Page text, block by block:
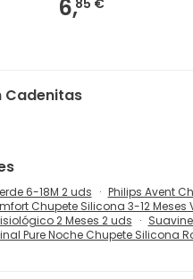
6,85 €
Cadenitas
6-18M 2 uds
Philips Avent
Chupete Silicona 3-12 Meses
2 Meses 2 uds
Pure Noche Chupete Silicona